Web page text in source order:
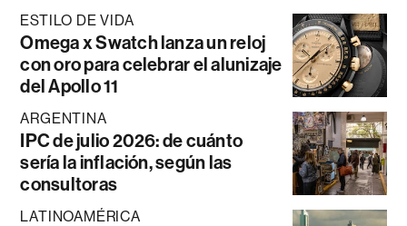
ESTILO DE VIDA
Omega x Swatch lanza un reloj
con oro para celebrar el alunizaje
del Apollo 11
ARGENTINA
IPC de julio 2026: de cuánto
sería la inflación, según las
consultoras
LATINOAMÉRICA